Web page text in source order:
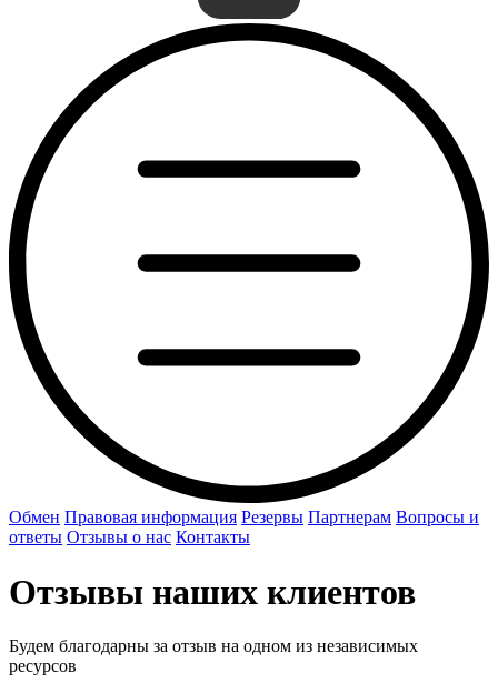
Обмен Правовая информация Резервы Партнерам Вопросы и
ответы Отзывы о нас Контакты
Отзывы наших клиентов
Будем благодарны за отзыв на одном из независимых
ресурсов